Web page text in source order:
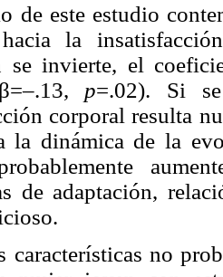
de este estudio
la
se invierte, el
p=.02). Si
corporal resulta
la dinámica de la
de adaptación,
características no